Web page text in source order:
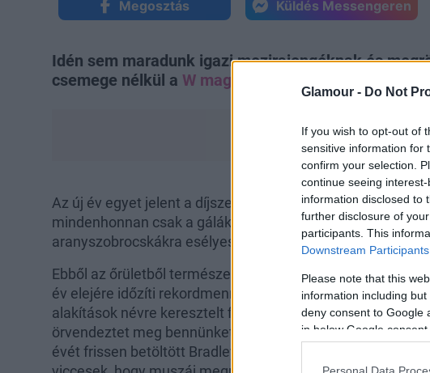
Glamour - Do Not
If you wish to opt-out of
sensitive information for
confirm your selection.
continue seeing
information disclosed to
further disclosure of
participants. This
Downstream Participants
Please note that this
information including
deny consent to Google
in below Google consent
Megosztás Küldés Messengeren
Idén sem maradunk igazi mozirajongóknak és
csemege nélkül a W magazin jóvoltából
Az új év egyet jelent a díjszezon kezdetével, már
mindenhonnan csak a gálák vörös szőnyeges belépői,
aranyszobrocskákra esélyes alakítások ésfilmek fognak
Ebből az őrületből természetesen a W magazin is kiveszi
év elejére időzíti rekordmennyiségű címlappal ellátottBest
alakítások névre keresztelt filmes januári számát. Idén
örvendeztet meg bennünket, melyek közül máris
évét frissen betöltött Bradley Cooperes verzióra. A színész